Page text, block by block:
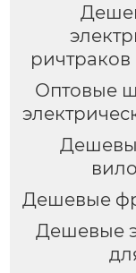
Оптовые
Дешевые
Дешевые